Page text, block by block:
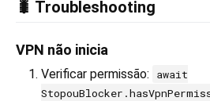
🐛 Troubleshooting
VPN não inicia
Verificar permissão:
await